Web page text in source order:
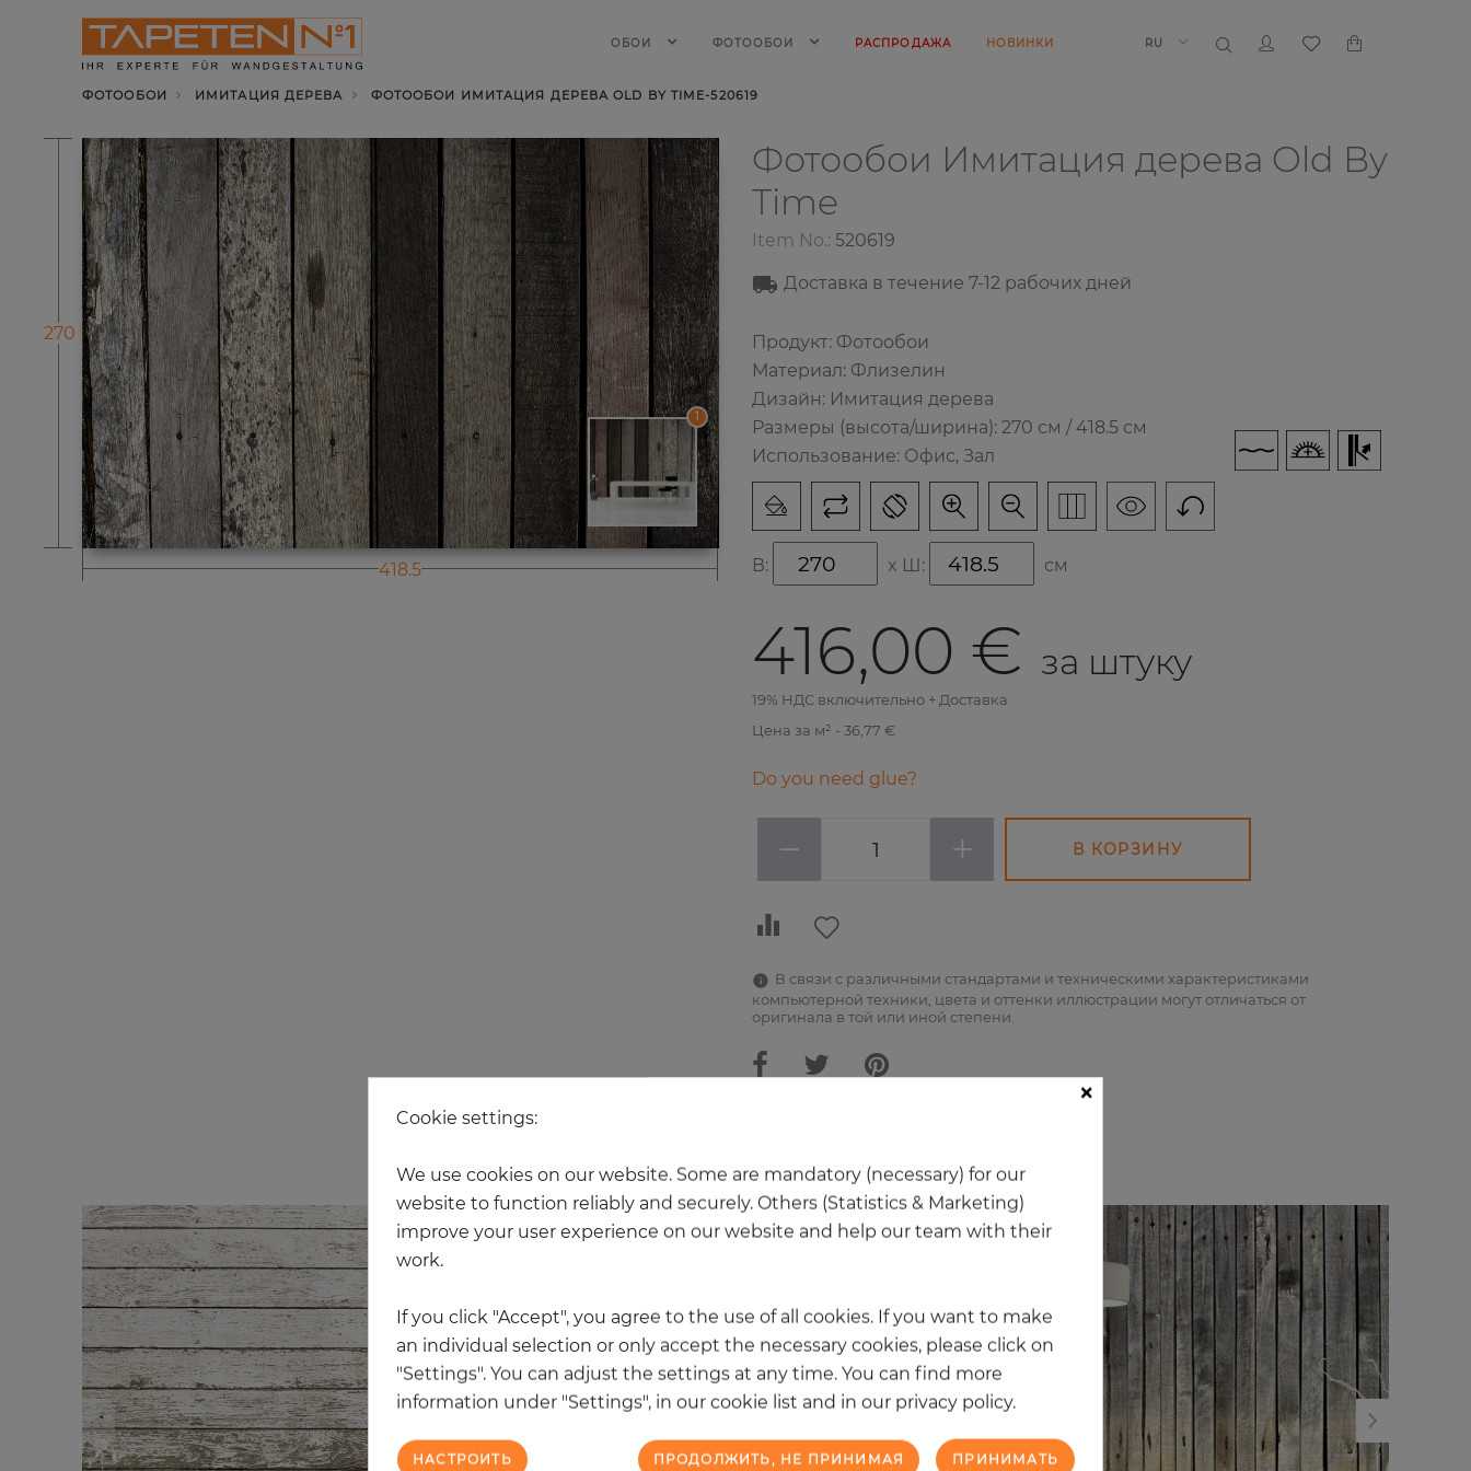
ОБОИ ФОТООБОИ РАСПРОДАЖА НОВИНКИ RU
ФОТООБОИ ИМИТАЦИЯ ДЕРЕВА ФОТООБОИ ИМИТАЦИЯ ДЕРЕВА OLD BY TIME-520619
270
418.5
Фотообои Имитация дерева Old By
Time
Item No.: 520619
Доставка в течение 7-12 рабочих дней
Продукт: Фотообои
Материал: Флизелин
Дизайн: Имитация дерева
Размеры (высота/ширина): 270 см / 418.5 см
Использование: Офис, Зал
В: x Ш: см
416,00 € за штуку
19% НДС включительно + Доставка
Цена за м² - 36,77 €
Do you need glue?
− + В КОРЗИНУ
В связи с различными стандартами и техническими характеристиками
компьютерной техники, цвета и оттенки иллюстрации могут отличаться от
оригинала в той или иной степени.
×
Cookie settings:
We use cookies on our website. Some are mandatory (necessary) for our
website to function reliably and securely. Others (Statistics & Marketing)
improve your user experience on our website and help our team with their
work.
If you click "Accept", you agree to the use of all cookies. If you want to make
an individual selection or only accept the necessary cookies, please click on
"Settings". You can adjust the settings at any time. You can find more
information under "Settings", in our cookie list and in our privacy policy.
ПРИНИМАТЬ
ПРОДОЛЖИТЬ, НЕ ПРИНИМАЯ
НАСТРОИТЬ